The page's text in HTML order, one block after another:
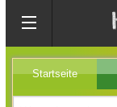
Startseite